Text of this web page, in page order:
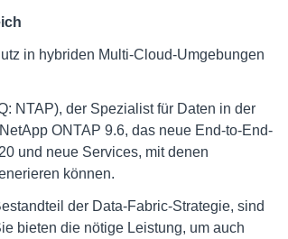
in hybriden Multi-Cloud-Umgebungen
NTAP), der Spezialist für Daten in der
ONTAP 9.6, das neue End-to-End-
und neue Services, mit denen
können.
der Data-Fabric-Strategie, sind
bieten die nötige Leistung, um auch